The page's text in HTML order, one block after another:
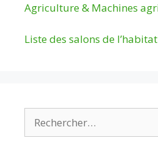
Agriculture & Machines
Liste des salons de